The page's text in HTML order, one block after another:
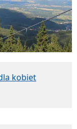
kobiet